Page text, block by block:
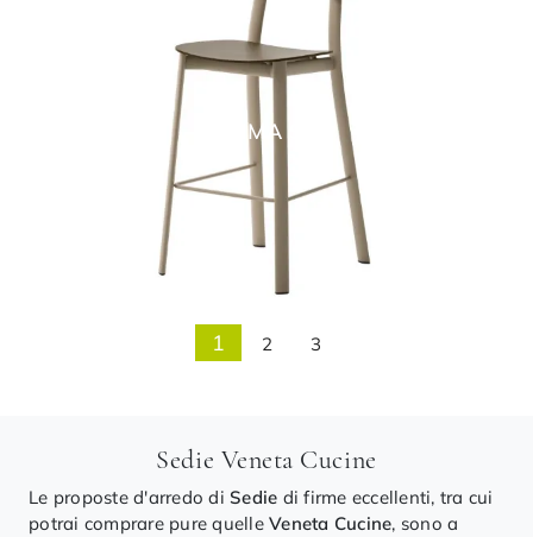
EMMA SG
1 2 3
Sedie Veneta Cucine
Le proposte d'arredo di Sedie di firme eccellenti, tra cui
potrai comprare pure quelle Veneta Cucine, sono a